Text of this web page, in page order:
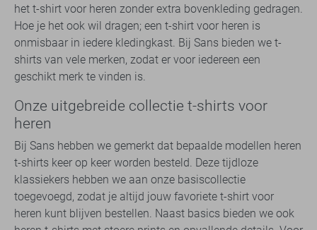
het t-shirt voor heren zonder extra bovenkleding gedragen.
Hoe je het ook wil dragen; een t-shirt voor heren is
onmisbaar in iedere kledingkast. Bij Sans bieden we t-
shirts van vele merken, zodat er voor iedereen een
geschikt merk te vinden is.
Onze uitgebreide collectie t-shirts voor
heren
Bij Sans hebben we gemerkt dat bepaalde modellen heren
t-shirts keer op keer worden besteld. Deze tijdloze
klassiekers hebben we aan onze basiscollectie
toegevoegd, zodat je altijd jouw favoriete t-shirt voor
heren kunt blijven bestellen. Naast basics bieden we ook